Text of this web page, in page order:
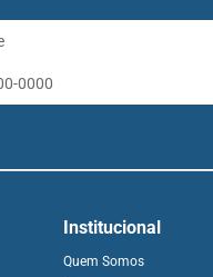
Institucional
Quem Somos